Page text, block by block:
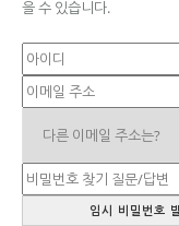
을 수 있습니다.